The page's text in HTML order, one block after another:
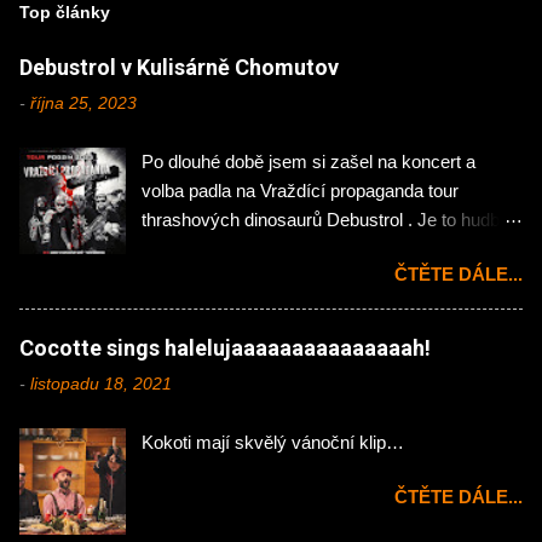
Top články
Debustrol v Kulisárně Chomutov
- října 25, 2023
Po dlouhé době jsem si zašel na koncert a
volba padla na Vraždící propaganda tour
thrashových dinosaurů Debustrol . Je to hudba
návštěvu chomutovské Kulisárny. Koncert
zahájila domácí rock'n'rollová pecka Hejtman .
Na kytaru zde působí Jakub Önslaughter (ex-
Hellocaustor), Ondřej Jáchym (ex- Fenris) a na
bicí skvělý Martin Plechatý hrající momentálně i
udělal menší neplacenou propagaci tak
zde mimochodem působí bývalý členové dnes
již pohřbených Victims - kytaristé Broňa a
ČTĚTE DÁLE...
Cocotte sings halelujaaaaaaaaaaaaaaah!
- listopadu 18, 2021
Kokoti mají skvělý vánoční klip…
ČTĚTE DÁLE...